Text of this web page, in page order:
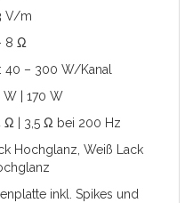
V/m
8 Ω
40 – 300 W/Kanal
W | 170 W
Ω | 3,5 Ω bei 200 Hz
Hochglanz, Weiß Lack
inkl. Spikes und